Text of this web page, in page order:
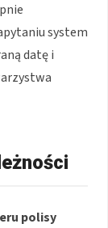
system
datę i
polisy